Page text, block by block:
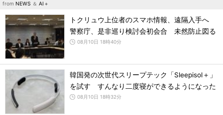
from NEWS ＆ AI＋
トクリュウ上位者のスマホ情報、遠隔入手へ
警察庁、是非巡り検討会初会合 未然防止図る
08月10日 18時40分
韓国発の次世代スリープテック「Sleepisol＋」
を試す すんなり二度寝ができるようになった
08月10日 18時32分